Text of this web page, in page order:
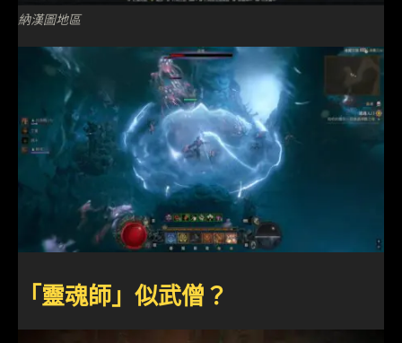
納漢圖地區
「靈魂師」似武僧？